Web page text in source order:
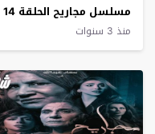
مسلسل مجاريح الحلقة 14
منذ 3 سنوات